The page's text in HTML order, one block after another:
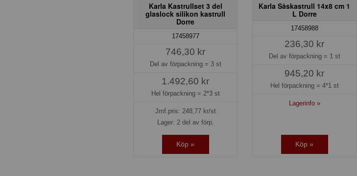
Karla Kastrullset 3 del
glaslock silikon kastrull
Dorre
17458977
746,30 kr
Del av förpackning = 3 st
1.492,60 kr
Hel förpackning = 2*3 st
Jmf.pris: 248,77kr/st
Lager: 2 del av förp.
Köp »
Karla Såskastrull 14x8 cm 1
L Dorre
17458988
236,30 kr
Del av förpackning = 1 st
945,20 kr
Hel förpackning = 4*1 st
Lagerinfo »
Köp »